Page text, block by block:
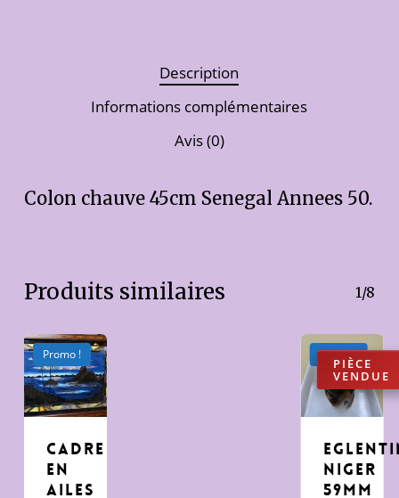
Description
Informations complémentaires
Avis (0)
Colon chauve 45cm Senegal Annees 50.
Produits similaires 1/8
Promo !
cadre
en
ailes
Promo !
Niger
59mm